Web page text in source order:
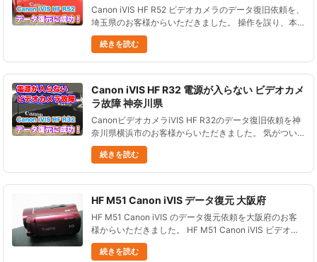
Canon iVIS HF R52 ビデオカメラのデータ復旧依頼を、
埼玉県のお客様からいただきました。 操作を誤り、本
体内蔵メモリに撮影したデータを全て削除した状態でし
た。 削除後には何も撮影を行っていません。 削除し
た......
続きを読む
Canon iVIS HF R32 電源が入らない ビデオカメ
ラ故障 神奈川県
CanonビデオカメラiVIS HF R32のデータ復旧依頼を神
奈川県横浜市のお客様からいただきました。 気がつい
た時にはビデオカメラが壊れて電源が入らない状態でし
た。 久しぶりにビデオカメラを使おうとしたら故障し
ていま......
続きを読む
HF M51 Canon iVIS データ復元 大阪府
HF M51 Canon iVIS のデータ復元依頼を大阪府のお客
様からいただきました。 HF M51 Canon iVIS ビデオカ
メラを使って撮影をしていたが、 気がついたときには
データがなくなっていた。 誰かが誤っ......
続きを読む